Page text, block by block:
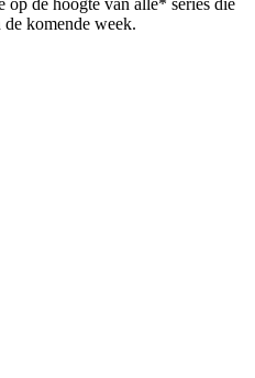
komende week.